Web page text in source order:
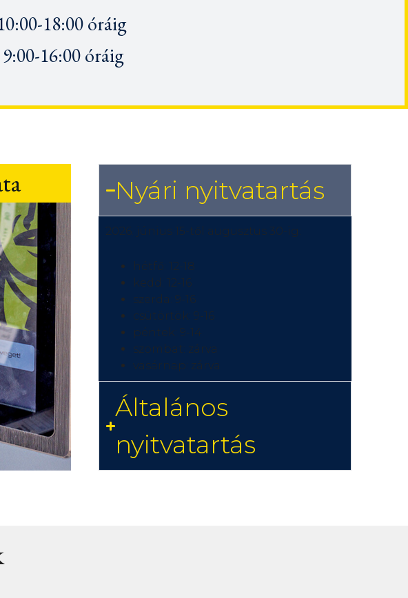
18:00 óráig
16:00 óráig
Nyári nyitvatartás
2026. június 15-től augusztus 30-ig:
hétfő: 12-18
kedd: 12-16
szerda: 9-16
csütörtök: 9-16
péntek: 9-14
szombat: zárva
vasárnap: zárva
Általános
nyitvatartás